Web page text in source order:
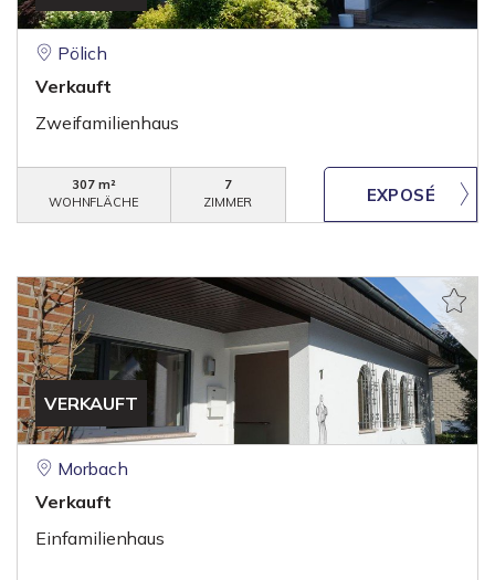
Pölich
Verkauft
Zweifamilienhaus
307 m²
WOHNFLÄCHE
7
ZIMMER
VERKAUFT
Morbach
Verkauft
Einfamilienhaus